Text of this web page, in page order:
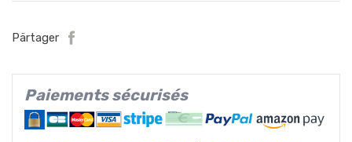
Pärtager
Paiements sécurisés